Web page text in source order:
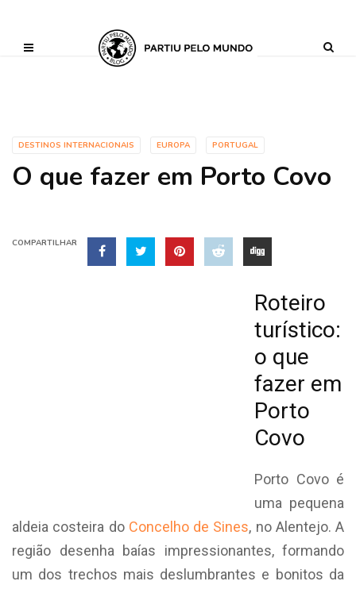
('AI_CONTENT_MARKER_NO_GET_SIDEBAR', true);
DESTINOS INTERNACIONAIS EUROPA PORTUGAL
O que fazer em Porto Covo
COMPARTILHAR
Roteiro
turístico:
o que
fazer em
Porto
Covo
Porto Covo é
uma pequena
aldeia costeira do Concelho de Sines, no Alentejo. A
região desenha baías impressionantes, formando
um dos trechos mais deslumbrantes e bonitos da